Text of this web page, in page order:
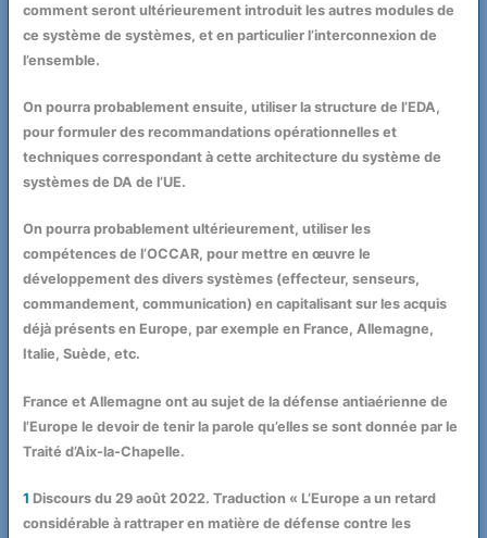
comment seront ultérieurement introduit les autres modules de
ce système de systèmes, et en particulier l’interconnexion de
l’ensemble.
On pourra probablement ensuite, utiliser la structure de l’EDA,
pour formuler des recommandations opérationnelles et
techniques correspondant à cette architecture du système de
systèmes de DA de l’UE.
On pourra probablement ultérieurement, utiliser les
compétences de l’OCCAR, pour mettre en œuvre le
développement des divers systèmes (effecteur, senseurs,
commandement, communication) en capitalisant sur les acquis
déjà présents en Europe, par exemple en France, Allemagne,
Italie, Suède, etc.
France et Allemagne ont au sujet de la défense antiaérienne de
l’Europe le devoir de tenir la parole qu’elles se sont donnée par le
Traité d’Aix-la-Chapelle.
1 Discours du 29 août 2022. Traduction « L’Europe a un retard
considérable à rattraper en matière de défense contre les